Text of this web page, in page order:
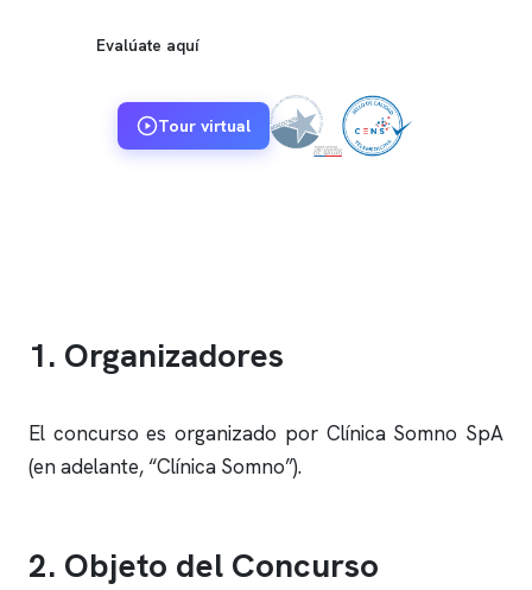
Evalúate aquí
Tour virtual
1. Organizadores
El concurso es organizado por Clínica Somno SpA
(en adelante, “Clínica Somno”).
2. Objeto del Concurso